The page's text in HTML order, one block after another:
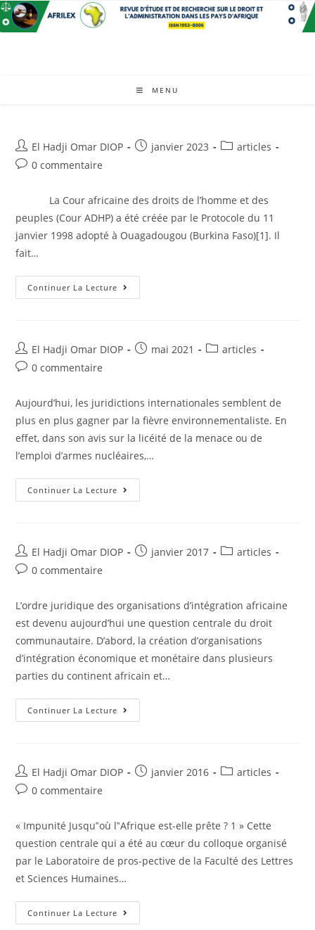
Skip
to
MENU
Auteur/autrice
de
El Hadji Omar DIOP
Postjanvier 2023
Postarticles
Post0 commentaire
La Cour africaine des droits de l’homme et des
peuples (Cour ADHP) a été créée par le Protocole du 11
janvier 1998 adopté à Ouagadougou (Burkina Faso)[1]. Il
fait…
Continuer La Lecture LA
REGLE
VOIES
DE
LA
COUR
AFRICAINE
DES
DROITS
DE
L’HOMME
PEUPLES
(COUR
ADHP)
Auteur/autrice
de
El Hadji Omar DIOP
Postmai 2021
Postarticles
Post0 commentaire
Aujourd’hui, les juridictions internationales semblent de
plus en plus gagner par la fièvre environnementaliste. En
effet, dans son avis sur la licéité de la menace ou de
l’emploi d’armes nucléaires,…
Continuer La Lecture LES
JURIDICTIONS
DE
L’ENVIRONNEMENT
Auteur/autrice
de
El Hadji Omar DIOP
Postjanvier 2017
Postarticles
Post0 commentaire
L’ordre juridique des organisations d’intégration africaine
est devenu aujourd’hui une question centrale du droit
communautaire. D’abord, la création d’organisations
d’intégration économique et monétaire dans plusieurs
parties du continent africain et…
Continuer La Lecture L’ordre
Juridique
Africaine
Auteur/autrice
de
El Hadji Omar DIOP
Postjanvier 2016
Postarticles
Post0 commentaire
« Impunité Jusqu‟où l‟Afrique est-elle prête ? 1 » Cette
question centrale qui a été au cœur du colloque organisé
par le Laboratoire de pros-pective de la Faculté des Lettres
et Sciences Humaines…
Continuer La Lecture L‟AFRIQUE
A